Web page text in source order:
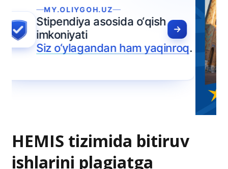
HEMIS tizimida bitiruv
ishlarini plagiatga